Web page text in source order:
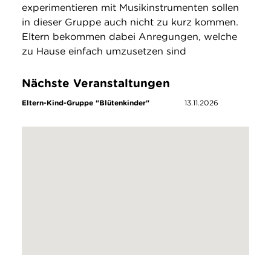
experimentieren mit Musikinstrumenten sollen
in dieser Gruppe auch nicht zu kurz kommen.
Eltern bekommen dabei Anregungen, welche
zu Hause einfach umzusetzen sind
Nächste Veranstaltungen
Eltern-Kind-Gruppe "Blütenkinder" 13.11.2026